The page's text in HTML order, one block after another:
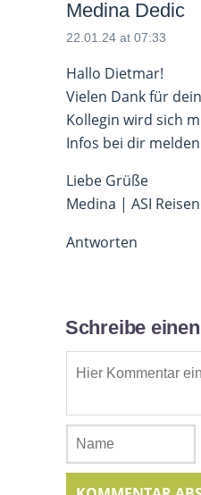
Medina Dedic
22.01.24 at 07:33
Hallo Dietmar!
Vielen Dank für
Kollegin wird sich
Infos bei dir
Liebe Grüße
Medina | ASI Reisen
Antworten
Schreibe